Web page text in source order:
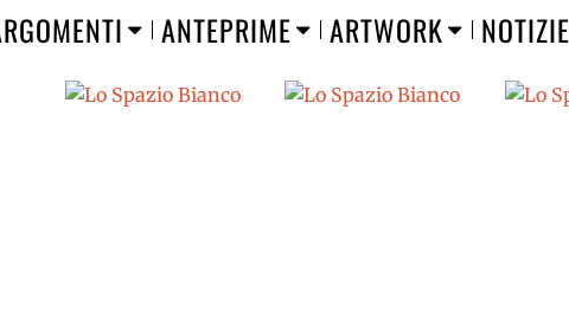
ANTEPRIME ARTWORK NOTIZIE